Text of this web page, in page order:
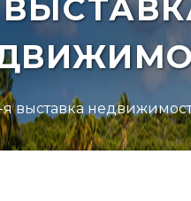
я выставка